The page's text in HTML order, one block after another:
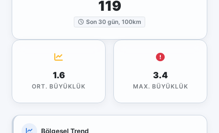
119
Son 30 gün, 100km
1.6
ORT. BÜYÜKLÜK
3.4
MAX. BÜYÜKLÜK
Bölgesel Trend